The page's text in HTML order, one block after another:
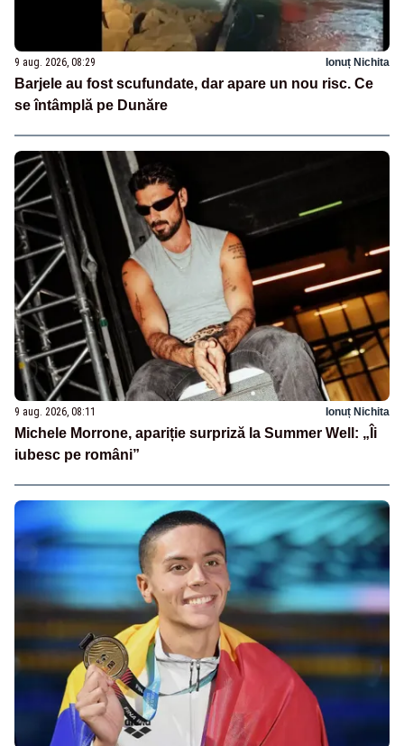
9 aug. 2026, 08:29 Ionuț Nichita
Barjele au fost scufundate, dar apare un nou risc. Ce
se întâmplă pe Dunăre
9 aug. 2026, 08:11 Ionuț Nichita
Michele Morrone, apariție surpriză la Summer Well: „Îi
iubesc pe români”